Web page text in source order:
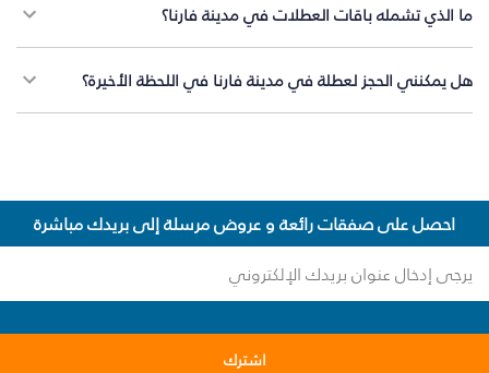
ما الذي تشمله باقات العطلات في مدينة فارنا؟
هل يمكنني الحجز لعطلة في مدينة فارنا في اللحظة الأخيرة؟
احصل على صفقات رائعة و عروض مرسلة إلى بريدك مباشرة
اشترك